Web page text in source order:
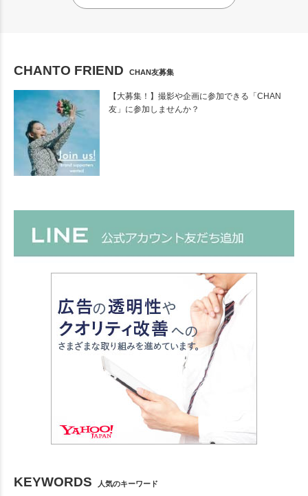
CHANTO FRIEND CHAN友募集
【大募集！】撮影や企画に参加できる「CHAN
友」に参加しませんか？
KEYWORDS 人気のキーワード